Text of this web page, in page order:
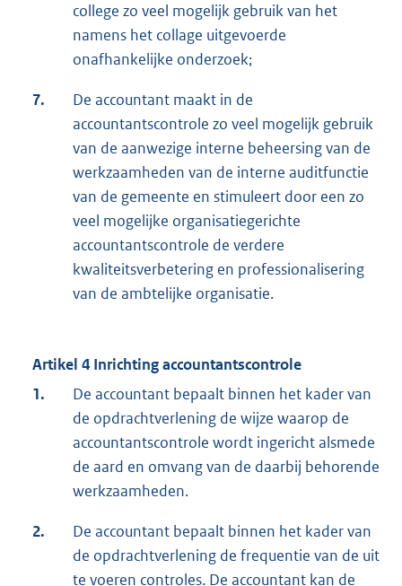
college zo veel mogelijk gebruik van het
namens het collage uitgevoerde
onafhankelijke onderzoek;
7.
De accountant maakt in de
accountantscontrole zo veel mogelijk gebruik
van de aanwezige interne beheersing van de
werkzaamheden van de interne auditfunctie
van de gemeente en stimuleert door een zo
veel mogelijke organisatiegerichte
accountantscontrole de verdere
kwaliteitsverbetering en professionalisering
van de ambtelijke organisatie.
Artikel 4 Inrichting accountantscontrole
1.
De accountant bepaalt binnen het kader van
de opdrachtverlening de wijze waarop de
accountantscontrole wordt ingericht alsmede
de aard en omvang van de daarbij behorende
werkzaamheden.
2.
De accountant bepaalt binnen het kader van
de opdrachtverlening de frequentie van de uit
te voeren controles. De accountant kan de